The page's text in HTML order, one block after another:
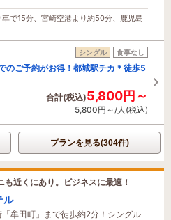
れました
で15分、宮崎空港より約50分、鹿児島
シングル 食事なし
のご予約がお得！都城駅チカ＊徒歩5
合計(税込)5,800円～
5,800円～/人(税込)
プランを見る(304件)
近くにあり。ビジネスに最適！
ル
牟田町」まで徒歩約2分！シングル